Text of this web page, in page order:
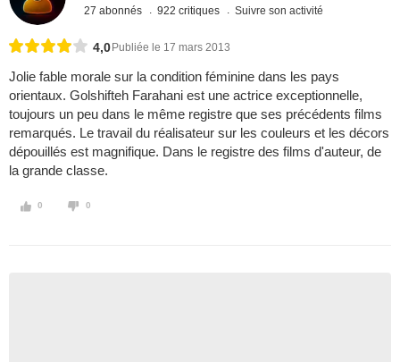
27 abonnés 922 critiques Suivre son activité
4,0 Publiée le 17 mars 2013
Jolie fable morale sur la condition féminine dans les pays
orientaux. Golshifteh Farahani est une actrice exceptionnelle,
toujours un peu dans le même registre que ses précédents films
remarqués. Le travail du réalisateur sur les couleurs et les décors
dépouillés est magnifique. Dans le registre des films d'auteur, de
la grande classe.
0 0